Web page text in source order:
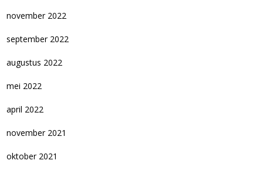
november 2022
september 2022
augustus 2022
mei 2022
april 2022
november 2021
oktober 2021